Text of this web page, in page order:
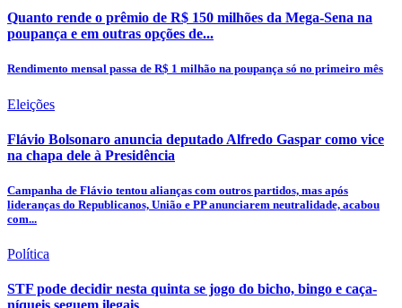
Quanto rende o prêmio de R$ 150 milhões da Mega-Sena na
poupança e em outras opções de...
Rendimento mensal passa de R$ 1 milhão na poupança só no primeiro mês
Eleições
Flávio Bolsonaro anuncia deputado Alfredo Gaspar como vice
na chapa dele à Presidência
Campanha de Flávio tentou alianças com outros partidos, mas após
lideranças do Republicanos, União e PP anunciarem neutralidade, acabou
com...
Política
STF pode decidir nesta quinta se jogo do bicho, bingo e caça-